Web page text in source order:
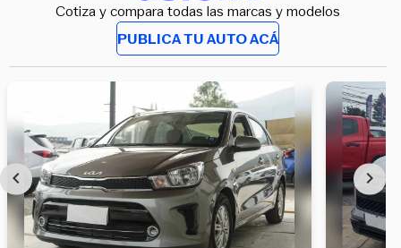
Cotiza y compara todas las marcas y modelos
PUBLICA TU AUTO ACÁ